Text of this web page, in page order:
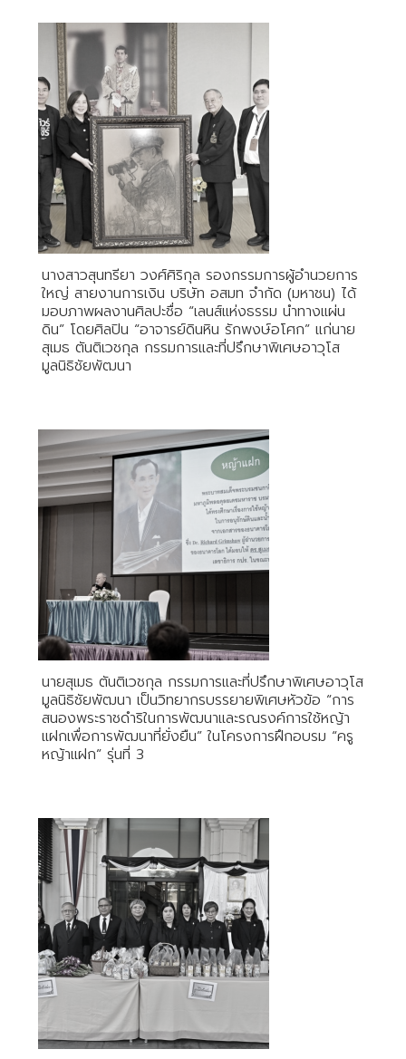
นางสาวสุนทรียา วงศ์ศิริกุล รองกรรมการผู้อำนวยการ
ใหญ่ สายงานการเงิน บริษัท อสมท จำกัด (มหาชน) ได้
มอบภาพผลงานศิลปะชื่อ “เลนส์แห่งธรรม นำทางแผ่น
ดิน” โดยศิลปิน “อาจารย์ดินหิน รักพงษ์อโศก” แก่นาย
สุเมธ ตันติเวชกุล กรรมการและที่ปรึกษาพิเศษอาวุโส
มูลนิธิชัยพัฒนา
นายสุเมธ ตันติเวชกุล กรรมการและที่ปรึกษาพิเศษอาวุโส
มูลนิธิชัยพัฒนา เป็นวิทยากรบรรยายพิเศษหัวข้อ “การ
สนองพระราชดำริในการพัฒนาและรณรงค์การใช้หญ้า
แฝกเพื่อการพัฒนาที่ยั่งยืน” ในโครงการฝึกอบรม “ครู
หญ้าแฝก” รุ่นที่ 3